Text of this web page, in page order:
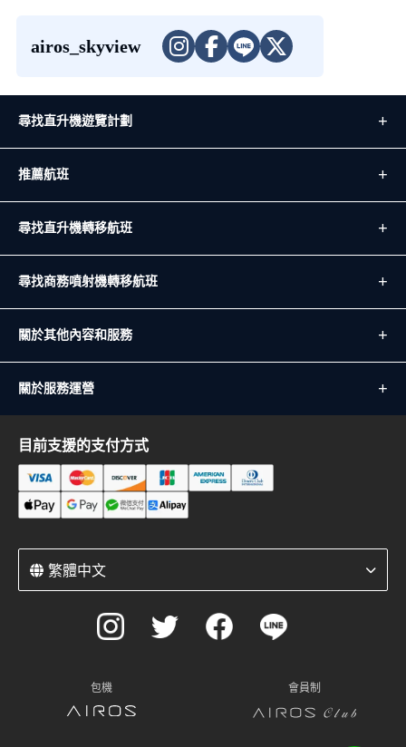
airos_skyview
尋找直升機遊覽計劃
推薦航班
尋找直升機轉移航班
尋找商務噴射機轉移航班
關於其他內容和服務
關於服務運營
目前支援的支付方式
繁體中文
包機 會員制